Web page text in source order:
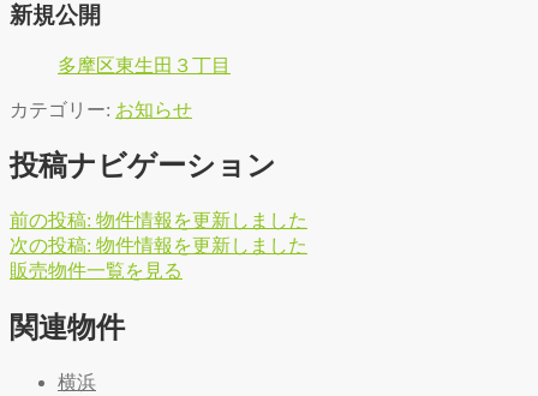
新規公開
多摩区東生田３丁目
カテゴリー: お知らせ
投稿ナビゲーション
前の投稿: 物件情報を更新しました
次の投稿: 物件情報を更新しました
販売物件一覧を 見る
関連物件
横浜